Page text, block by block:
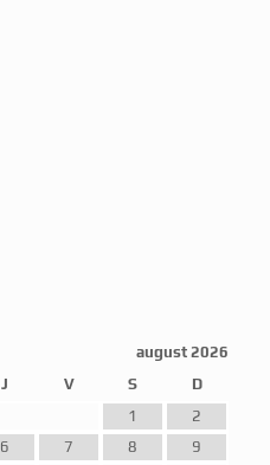
august 2026
J V S
D
1
2
6 7 8
9